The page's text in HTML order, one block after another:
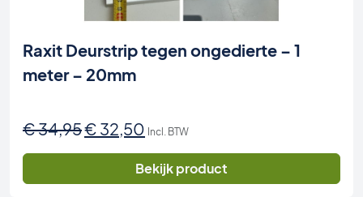
Raxit Deurstrip tegen ongedierte – 1
meter – 20mm
€34,95Oorspronkelijke
€ 34,95.
€ 32,50 Huidige
is:
€ 32,50.
Incl. BTW
Bekijk product